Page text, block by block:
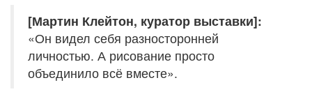
[Мартин Клейтон, куратор выставки]:
«Он видел себя разносторонней
личностью. А рисование просто
объединило всё вместе».